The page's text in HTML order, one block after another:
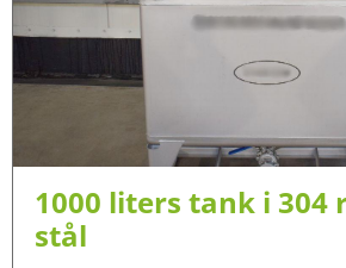
1000 liters tank i
stål